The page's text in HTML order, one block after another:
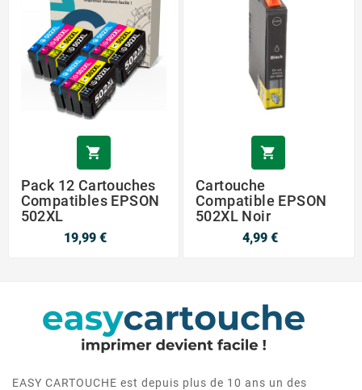

Pack 12 Cartouches
Compatibles EPSON
502XL
19,99 €

Cartouche
Compatible EPSON
502XL Noir
4,99 €
EASY CARTOUCHE est depuis plus de 10 ans un des